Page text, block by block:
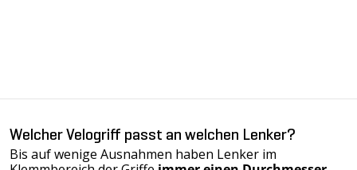
Welcher Velogriff passt an welchen Lenker?
Bis auf wenige Ausnahmen haben Lenker im